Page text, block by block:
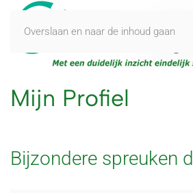
Overslaan en naar de inhoud gaan
Mijn Profiel
Bijzondere spreuken